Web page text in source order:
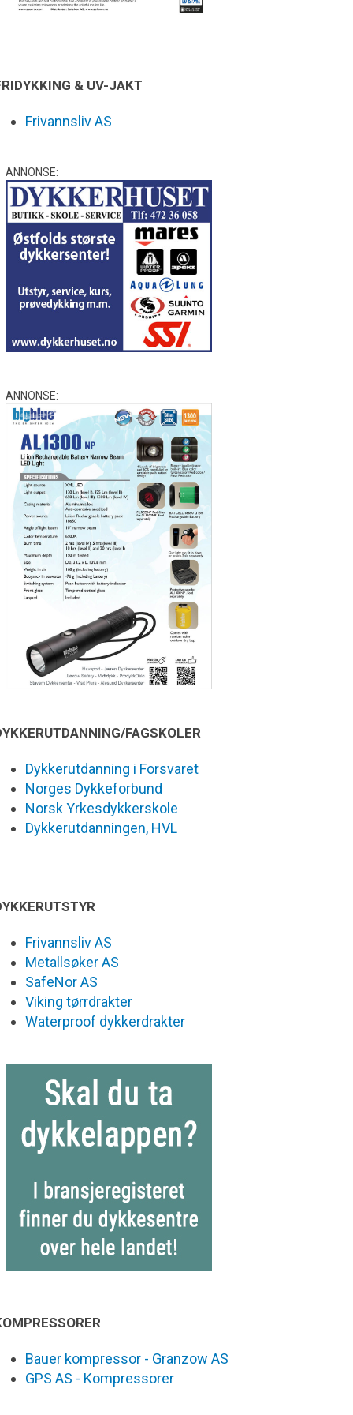
& UV-JAKT
Frivannsliv AS
ANNONSE:
ANNONSE:
FAGSKOLER
Dykkerutdanning i Forsvaret
Norges Dykkeforbund
Norsk Yrkesdykkerskole
Dykkerutdanningen, HVL
Frivannsliv AS
Metallsøker AS
SafeNor AS
Viking tørrdrakter
Waterproof dykkerdrakter
Bauer kompressor - Granzow AS
GPS AS - Kompressorer